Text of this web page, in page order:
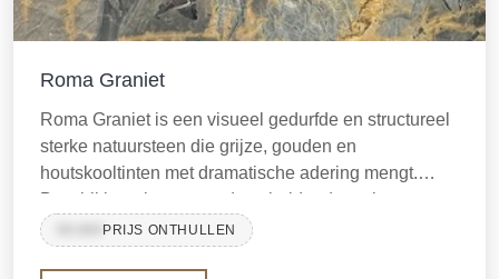
Roma Graniet
Roma Graniet is een visueel gedurfde en structureel
sterke natuursteen die grijze, gouden en
houtskooltinten met dramatische adering mengt.
Beschikbaar in twee onderscheidende varianten —
Roma Gouden Graniet (gele-gouden basis) en Roma
Grijze Graniet (grijs-zilveren basis) — deze steen
PRIJS ONTHULLEN